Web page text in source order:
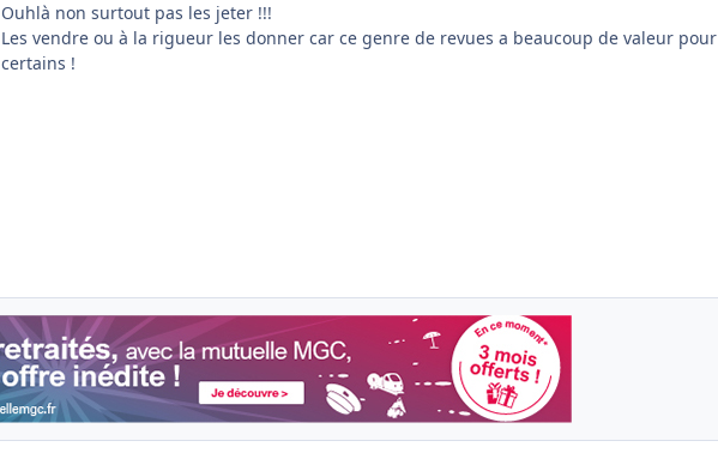
Ouhlà non surtout pas les jeter !!!
Les vendre ou à la rigueur les donner car ce genre de revues a beaucoup de valeur pour
certains !